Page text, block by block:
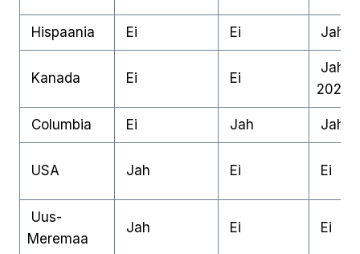
Hispaania Ei Ei Jah
Kanada Ei Ei
Jah
2024)
Columbia Ei Jah Jah
USA Jah Ei Ei
Uus-
Meremaa
Jah Ei Ei